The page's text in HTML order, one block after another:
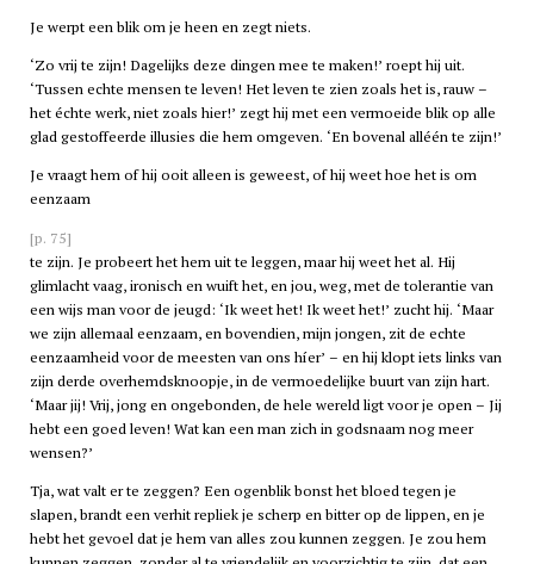
Je werpt een blik om je heen en zegt niets.
‘Zo vrij te zijn! Dagelijks deze dingen mee te maken!’ roept hij uit.
‘Tussen echte mensen te leven! Het leven te zien zoals het is, rauw –
het échte werk, niet zoals hier!’ zegt hij met een vermoeide blik op alle
glad gestoffeerde illusies die hem omgeven. ‘En bovenal alléén te zijn!’
Je vraagt hem of hij ooit alleen is geweest, of hij weet hoe het is om
eenzaam
[p. 75]
te zijn. Je probeert het hem uit te leggen, maar hij weet het al. Hij
glimlacht vaag, ironisch en wuift het, en jou, weg, met de tolerantie van
een wijs man voor de jeugd: ‘Ik weet het! Ik weet het!’ zucht hij. ‘Maar
we zijn allemaal eenzaam, en bovendien, mijn jongen, zit de echte
eenzaamheid voor de meesten van ons híer’ – en hij klopt iets links van
zijn derde overhemdsknoopje, in de vermoedelijke buurt van zijn hart.
‘Maar jij! Vrij, jong en ongebonden, de hele wereld ligt voor je open – Jij
hebt een goed leven! Wat kan een man zich in godsnaam nog meer
wensen?’
Tja, wat valt er te zeggen? Een ogenblik bonst het bloed tegen je
slapen, brandt een verhit repliek je scherp en bitter op de lippen, en je
hebt het gevoel dat je hem van alles zou kunnen zeggen. Je zou hem